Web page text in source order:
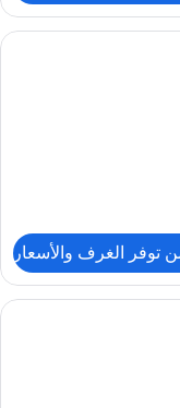
متميزة وأسرّة بطبقة علوية
توفر الغرف والأسعار
متميزة وأسرّة بطبقة علوية